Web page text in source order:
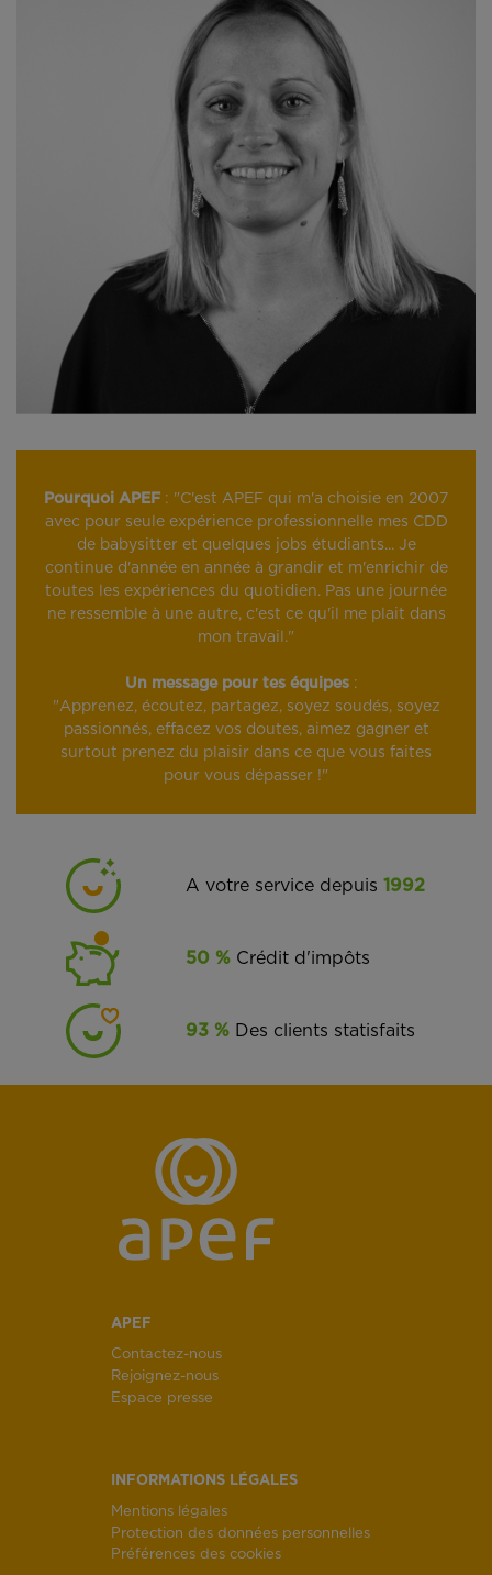
Pourquoi APEF : "C'est APEF qui m'a choisie en 2007
avec pour seule expérience professionnelle mes CDD
de babysitter et quelques jobs étudiants... Je
continue d'année en année à grandir et m'enrichir de
toutes les expériences du quotidien. Pas une journée
ne ressemble à une autre, c'est ce qu'il me plait dans
mon travail."
Un message pour tes équipes :
"Apprenez, écoutez, partagez, soyez soudés, soyez
passionnés, effacez vos doutes, aimez gagner et
surtout prenez du plaisir dans ce que vous faites
pour vous dépasser !"
A votre service depuis1992
50 % Crédit d'impôts
93 % Des clients statisfaits
APEF
Contactez-nous
Rejoignez-nous
Espace presse
INFORMATIONS LÉGALES
Mentions légales
Protection des données personnelles
Préférences des cookies